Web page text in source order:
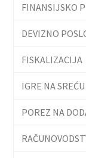
FINANSIJSKO
DEVIZNO
FISKALIZACIJA
IGRE NA SREĆU
POREZ NA